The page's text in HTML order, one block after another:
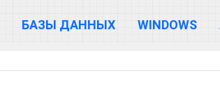
БАЗЫ ДАННЫХ WINDOWS